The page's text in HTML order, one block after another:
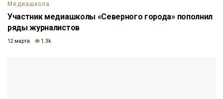
Медиашкола
Участник медиашколы «Северного города» пополнил
ряды журналистов
12 марта 1.3k